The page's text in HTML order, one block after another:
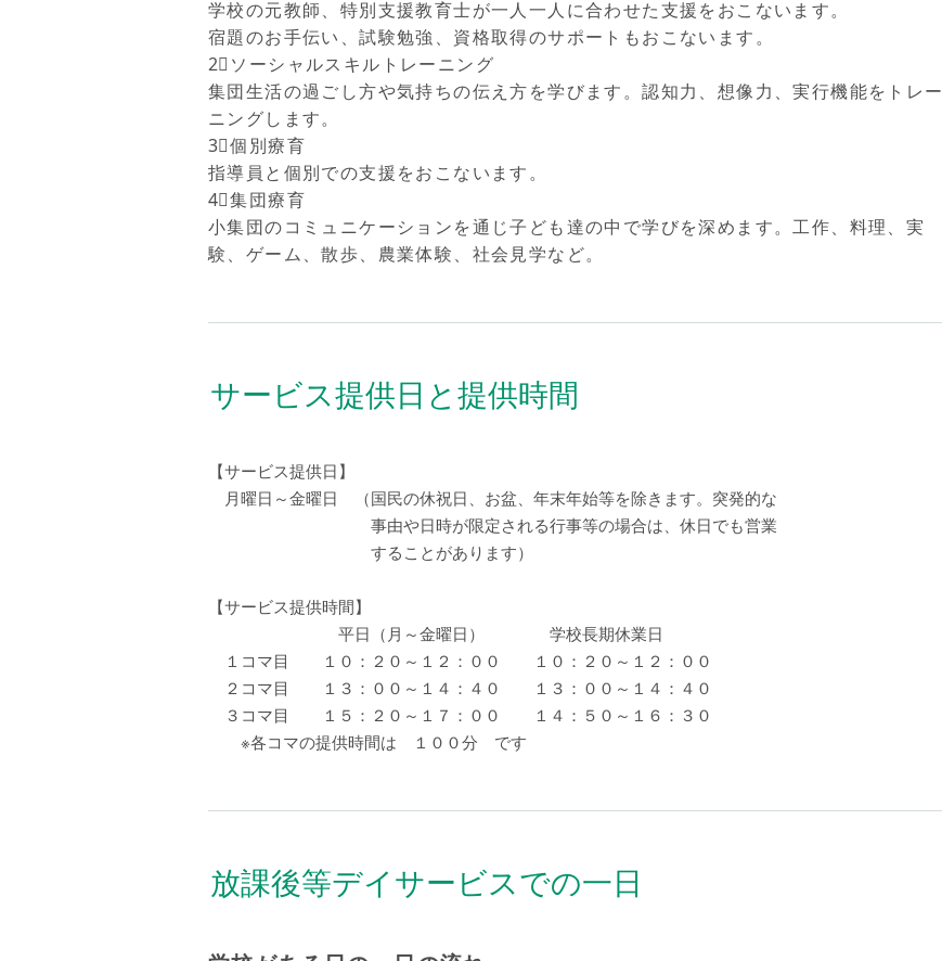
学校の元教師、特別支援教育士が一人一人に合わせた支援をおこないます。
宿題のお手伝い、試験勉強、資格取得のサポートもおこないます。
2⃣ソーシャルスキルトレーニング
集団生活の過ごし方や気持ちの伝え方を学びます。認知力、想像力、実行機能をトレー
ニングします。
3⃣個別療育
指導員と個別での支援をおこないます。
4⃣集団療育
小集団のコミュニケーションを通じ子ども達の中で学びを深めます。工作、料理、実
験、ゲーム、散歩、農業体験、社会見学など。
サービス提供日と提供時間
【サービス提供日】
月曜日～金曜日 （国民の休祝日、お盆、年末年始等を除きます。突発的な
事由や日時が限定される行事等の場合は、休日でも営業
することがあります）
【サービス提供時間】
平日（月～金曜日） 学校長期休業日
１コマ目 １０：２０～１２：００ １０：２０～１２：００
２コマ目 １３：００～１４：４０ １３：００～１４：４０
３コマ目 １５：２０～１７：００ １４：５０～１６：３０
※各コマの提供時間は １００分 です
放課後等デイサービスでの一日